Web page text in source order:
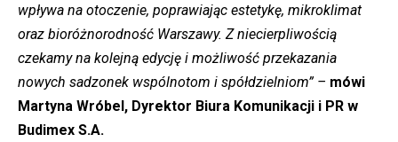
wpływa na otoczenie, poprawiając estetykę, mikroklimat
oraz bioróżnorodność Warszawy. Z niecierpliwością
czekamy na kolejną edycję i możliwość przekazania
nowych sadzonek wspólnotom i spółdzielniom” – mówi
Martyna Wróbel, Dyrektor Biura Komunikacji i PR w
Budimex S.A.